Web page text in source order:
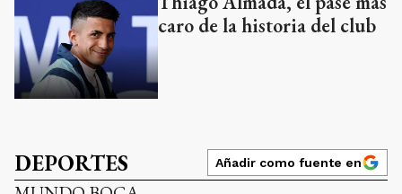
caro de la historia del club
DEPORTES Añadir como fuente en